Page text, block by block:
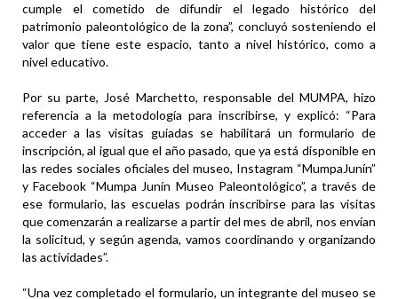
cumple el cometido de difundir el legado histórico del
patrimonio paleontológico de la zona”, concluyó sosteniendo el
valor que tiene este espacio, tanto a nivel histórico, como a
nivel educativo.
Por su parte, José Marchetto, responsable del MUMPA, hizo
referencia a la metodología para inscribirse, y explicó: “Para
acceder a las visitas guiadas se habilitará un formulario de
inscripción, al igual que el año pasado, que ya está disponible en
las redes sociales oficiales del museo, Instagram “MumpaJunín”
y Facebook “Mumpa Junín Museo Paleontológico”, a través de
ese formulario, las escuelas podrán inscribirse para las visitas
que comenzarán a realizarse a partir del mes de abril, nos envían
la solicitud, y según agenda, vamos coordinando y organizando
las actividades”.
“Una vez completado el formulario, un integrante del museo se